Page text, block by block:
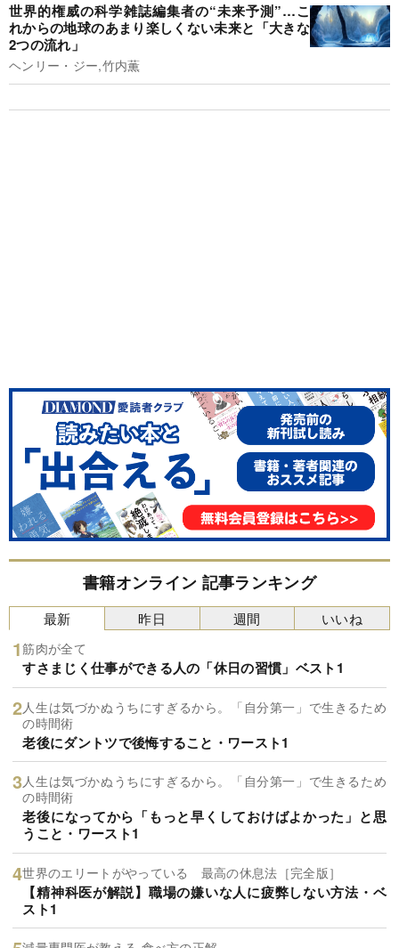
世界的権威の科学雑誌編集者の“未来予測”…こ
れからの地球のあまり楽しくない未来と「大きな
2つの流れ」
ヘンリー・ジー,竹内薫
書籍オンライン 記事ランキング
最新
筋肉が全て
すさまじく仕事ができる人の「休日の習慣」ベスト1
人生は気づかぬうちにすぎるから。「自分第一」で生きるため
の時間術
老後にダントツで後悔すること・ワースト1
人生は気づかぬうちにすぎるから。「自分第一」で生きるため
の時間術
老後になってから「もっと早くしておけばよかった」と思
うこと・ワースト1
世界のエリートがやっている 最高の休息法［完全版］
【精神科医が解説】職場の嫌いな人に疲弊しない方法・ベ
スト1
昨日 週間 いいね